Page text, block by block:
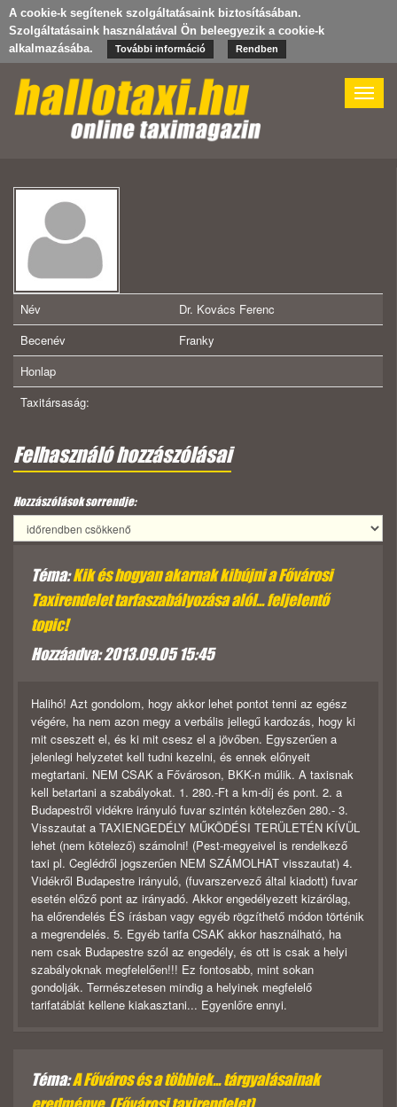
A cookie-k segítenek szolgáltatásaink biztosításában.
Szolgáltatásaink használatával Ön beleegyezik a cookie-k
alkalmazásába.
További információ Rendben
Toggle
Név
Dr. Kovács Ferenc
Becenév
Franky
Honlap
Taxitársaság:
Felhasználó hozzászólásai
Hozzászólások sorrendje:
Téma:Kik és hogyan akarnak kibújni a Fővárosi
Taxirendelet tarfaszabályozása alól... feljelentő
topic!
Hozzáadva: 2013.09.05 15:45
Halihó! Azt gondolom, hogy akkor lehet pontot tenni az egész
végére, ha nem azon megy a verbális jellegű kardozás, hogy ki
mit cseszett el, és ki mit csesz el a jövőben. Egyszerűen a
jelenlegi helyzetet kell tudni kezelni, és ennek előnyeit
megtartani. NEM CSAK a Fővároson, BKK-n múlik. A taxisnak
kell betartani a szabályokat. 1. 280.-Ft a km-díj és pont. 2. a
Budapestről vidékre irányuló fuvar szintén kötelezően 280.- 3.
Visszautat a TAXIENGEDÉLY MŰKÖDÉSI TERÜLETÉN KÍVÜL
lehet (nem kötelező) számolni! (Pest-megyeivel is rendelkező
taxi pl. Ceglédről jogszerűen NEM SZÁMOLHAT visszautat) 4.
Vidékről Budapestre irányuló, (fuvarszervező által kiadott) fuvar
esetén előző pont az irányadó. Akkor engedélyezett kizárólag,
ha előrendelés ÉS írásban vagy egyéb rögzíthető módon történik
a megrendelés. 5. Egyéb tarifa CSAK akkor használható, ha
nem csak Budapestre szól az engedély, és ott is csak a helyi
szabályoknak megfelelően!!! Ez fontosabb, mint sokan
gondolják. Természetesen mindig a helyinek megfelelő
tarifatáblát kellene kiakasztani... Egyenlőre ennyi.
Téma:A Főváros és a többiek... tárgyalásainak